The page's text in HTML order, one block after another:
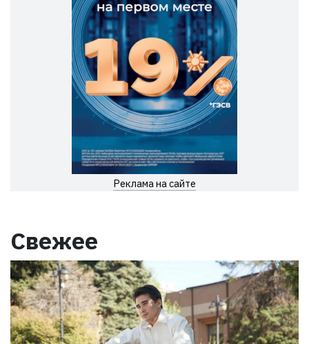
Реклама на сайте
Свежее